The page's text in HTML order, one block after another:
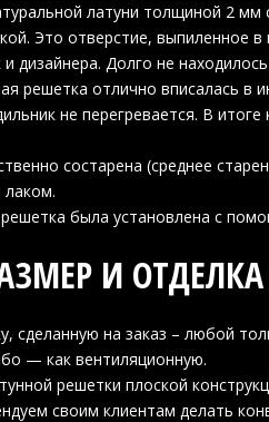
латуни толщиной 2
Это отверстие, выпиленное
и дизайнера. Долго не
решетка отлично вписалась в
не перегревается. В
состарена (среднее
была установлена с
И
сделанную на заказ – любой
— как вентиляционную.
решетки плоской
своим клиентам делать